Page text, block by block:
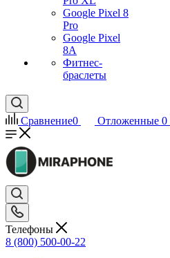
Google Pixel 8
Pro
Google Pixel
8A
Фитнес-
браслеты
Сравнение0 Отложенные 0
Телефоны
8 (800) 500-00-22